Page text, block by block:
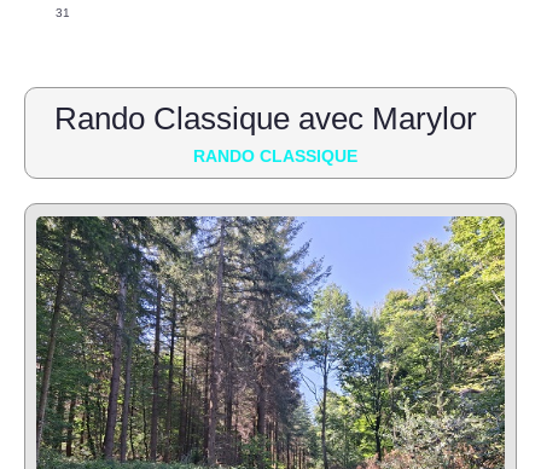
31
Rando Classique avec Marylor
RANDO CLASSIQUE